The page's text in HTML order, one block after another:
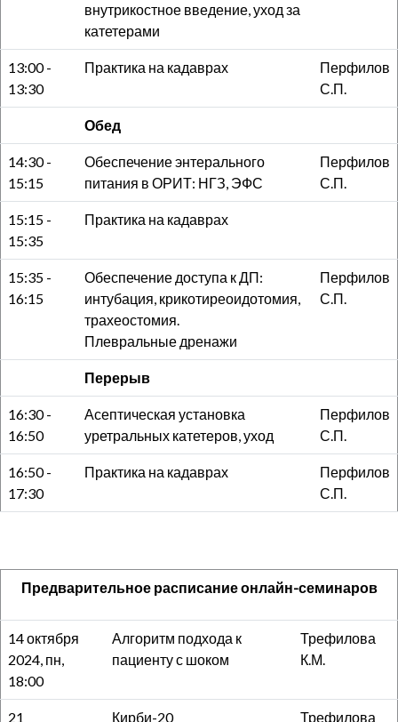
внутрикостное введение, уход за
катетерами
13:00 -
13:30
Практика на кадаврах
Перфилов
С.П.
Обед
14:30 -
15:15
Обеспечение энтерального
питания в ОРИТ: НГЗ, ЭФС
Перфилов
С.П.
15:15 -
15:35
Практика на кадаврах
15:35 -
16:15
Обеспечение доступа к ДП:
интубация, крикотиреоидотомия,
трахеостомия.
Плевральные дренажи
Перфилов
С.П.
Перерыв
16:30 -
16:50
Асептическая установка
уретральных катетеров, уход
Перфилов
С.П.
16:50 -
17:30
Практика на кадаврах
Перфилов
С.П.
Предварительное расписание онлайн-семинаров
14 октября
2024, пн,
18:00
Алгоритм подхода к
пациенту с шоком
Трефилова
К.М.
21 Кирби-20 Трефилова